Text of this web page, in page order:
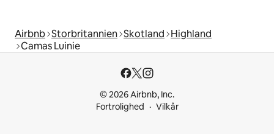
Airbnb Storbritannien Skotland Highland
Camas Luinie
© 2026 Airbnb, Inc.
Fortrolighed
Vilkår